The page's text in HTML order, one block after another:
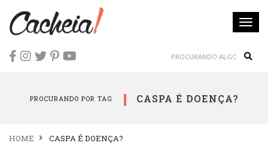
PROCURANDO POR TAG CASPA É DOENÇA?
HOME CASPA É DOENÇA?